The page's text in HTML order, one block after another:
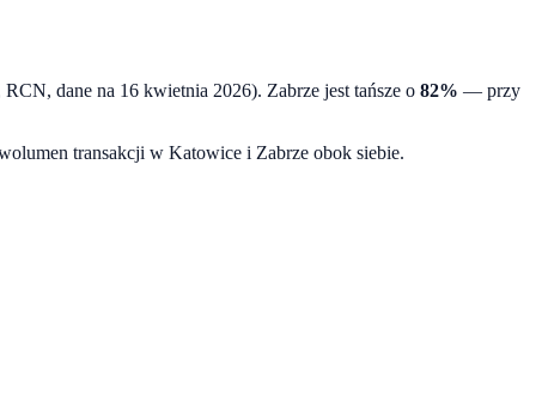
dane na 16 kwietnia 2026). Zabrze jest tańsze o 82% — przy
transakcji w Katowice i Zabrze obok siebie.